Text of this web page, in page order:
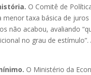
O Comitê de
menor taxa básica de
não acabou, avaliando
no grau de
O Ministério da